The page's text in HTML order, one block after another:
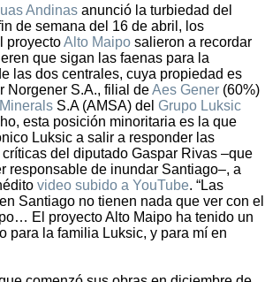
Andinas anunció la turbiedad del
de semana del 16 de abril, los
proyectoAlto Maipo salieron a recordar
que sigan las faenas para la
las dos centrales, cuya propiedad es
Norgener S.A., filial deAes Gener (60%)
S.A (AMSA) del Grupo Luksic
esta posición minoritaria es la que
Luksic a salir a responder las
del diputado Gaspar Rivas –que
responsable de inundar Santiago–, a
video subido a YouTube. “Las
Santiago no tienen nada que ver con el
El proyecto Alto Maipo ha tenido un
para la familia Luksic, y para mí en